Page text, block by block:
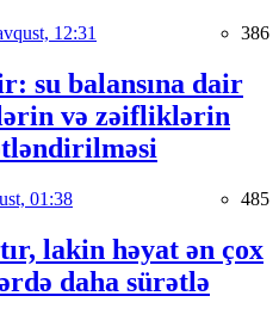
12:31 386
su balansına dair
və zəifliklərin
01:38 485
lakin həyat ən çox
daha sürətlə